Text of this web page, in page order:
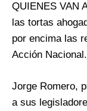
QUIENES VAN
las tortas
por encima las
Acción Nacional.
Jorge Romero,
a sus